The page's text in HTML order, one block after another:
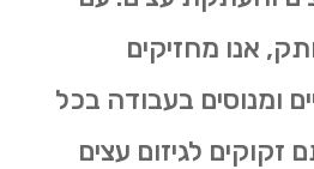
אנו מחזיקים
ומנוסים בעבודה בכל
זקוקים לגיזום עצים